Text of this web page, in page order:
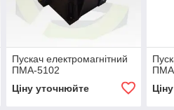
Пускач електромагнітний
ПМА-5102
Ціну уточнюйте